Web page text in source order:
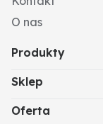
O nas
Produkty
Sklep
Oferta